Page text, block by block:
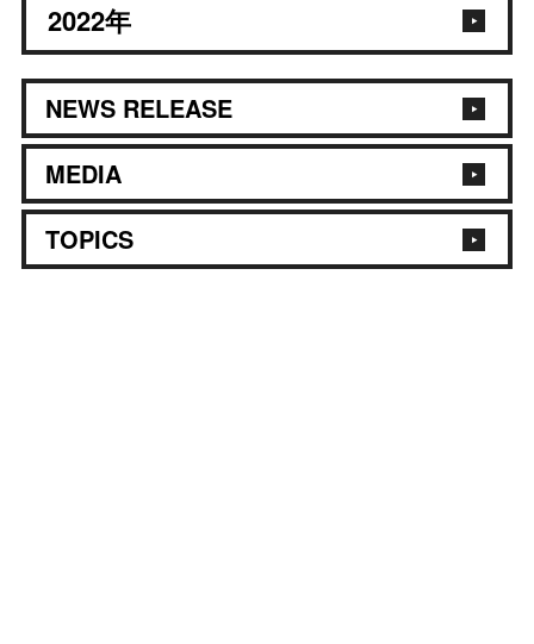
2022年
NEWS RELEASE
MEDIA
TOPICS